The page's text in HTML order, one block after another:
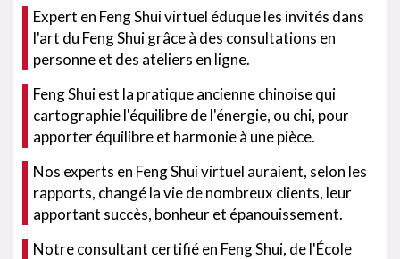
Expert en Feng Shui virtuel éduque les invités dans
l'art du Feng Shui grâce à des consultations en
personne et des ateliers en ligne.
Feng Shui est la pratique ancienne chinoise qui
cartographie l'équilibre de l'énergie, ou chi, pour
apporter équilibre et harmonie à une pièce.
Nos experts en Feng Shui virtuel auraient, selon les
rapports, changé la vie de nombreux clients, leur
apportant succès, bonheur et épanouissement.
Notre consultant certifié en Feng Shui, de l'École